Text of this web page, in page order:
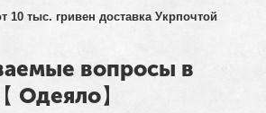
10 тыс. гривен доставка Укрпочтой
вопросы в
Одеяло】